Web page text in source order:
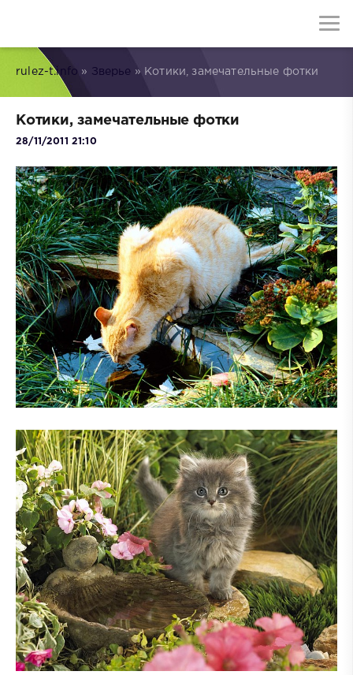
rulez-t.info » Зверье » Котики, замечательные фотки
Котики, замечательные фотки
28/11/2011 21:10